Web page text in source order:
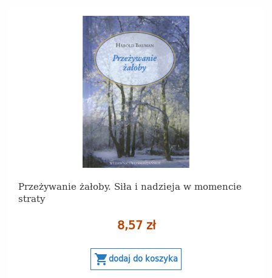
Przeżywanie żałoby. Siła i nadzieja w momencie
straty
8,57 zł
shopping_cartdodaj do koszyka